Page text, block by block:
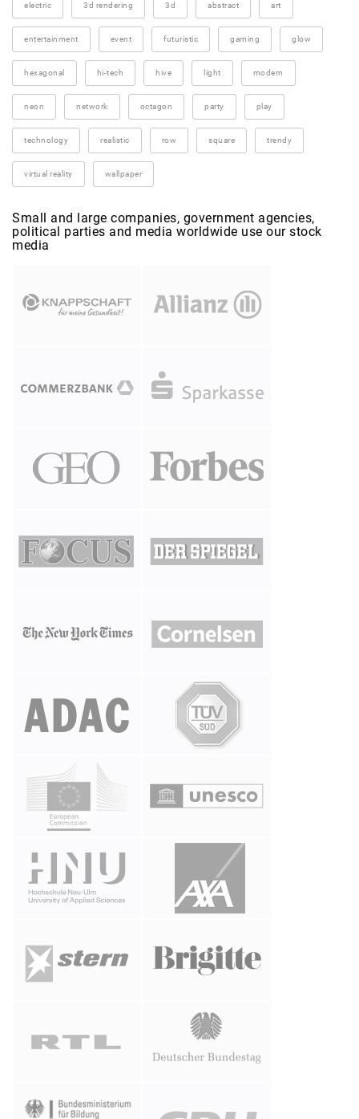
electric 3d rendering 3d abstract art
entertainment event futuristic gaming glow
hexagonal hi-tech hive light modern
neon network octagon party play
technology realistic row square trendy
virtual reality wallpaper
Small and large companies, government agencies,
political parties and media worldwide use our stock
media